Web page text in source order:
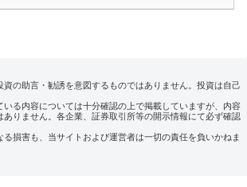
資の助言・勧誘を意図するものではありません。投資は自己
いる内容については十分確認の上で掲載していますが、内容
ありません。各企業、証券取引所等の開示情報にて必ず確認
る損害も、当サイトおよび運営者は一切の責任を負いかねま